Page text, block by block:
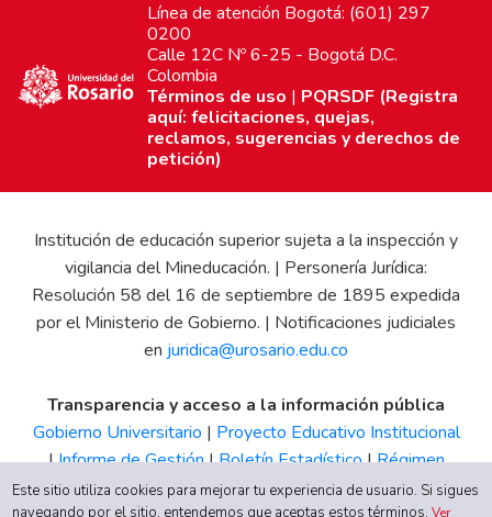
Línea de atención Bogotá: (601) 297
0200
Calle 12C Nº 6-25 - Bogotá D.C.
Colombia
Términos de uso | PQRSDF (Registra
aquí: felicitaciones, quejas,
reclamos, sugerencias y derechos de
petición)
Institución de educación superior sujeta a la inspección y
vigilancia del Mineducación. | Personería Jurídica:
Resolución 58 del 16 de septiembre de 1895 expedida
por el Ministerio de Gobierno. | Notificaciones judiciales
en juridica@urosario.edu.co
Transparencia y acceso a la información pública
Gobierno Universitario | Proyecto Educativo Institucional
|Informe de Gestión|Boletín Estadístico|Régimen
Tributario|Estados Financieros |Código de Ética| Canal
Este sitio utiliza cookies para mejorar tu experiencia de usuario. Si sigues
navegando por el sitio, entendemos que aceptas estos términos.Ver